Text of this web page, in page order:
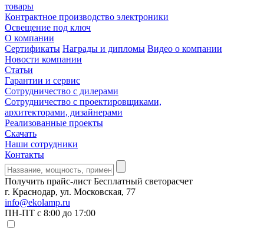
товары
Контрактное производство электроники
Освещение под ключ
О компании
Сертификаты Награды и дипломы Видео о компании
Новости компании
Статьи
Гарантии и сервис
Сотрудничество с дилерами
Сотрудничество с проектировщиками,
архитекторами, дизайнерами
Реализованные проекты
Скачать
Наши сотрудники
Контакты
Получить прайс-лист Бесплатный светорасчет
г. Краснодар, ул. Московская, 77
info@ekolamp.ru
ПН-ПТ с 8:00 до 17:00